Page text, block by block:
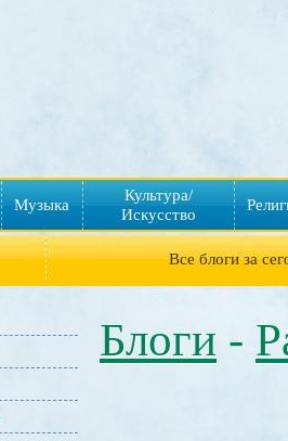
Музыка
Культура/
Искусство
Все блоги за
Блоги -